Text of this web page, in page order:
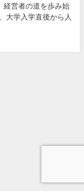
経営者の道を歩み始
大学入学直後から人